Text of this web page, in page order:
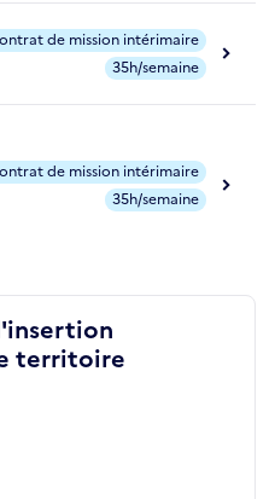
de mission intérimaire
35h/semaine
de mission intérimaire
35h/semaine
territoire